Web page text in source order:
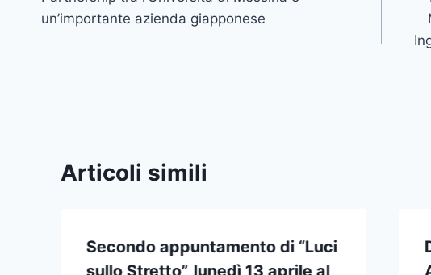
articoli
un’importante azienda giapponese
Articoli simili
Secondo appuntamento di “Luci
sullo Stretto”, lunedì 13 aprile al